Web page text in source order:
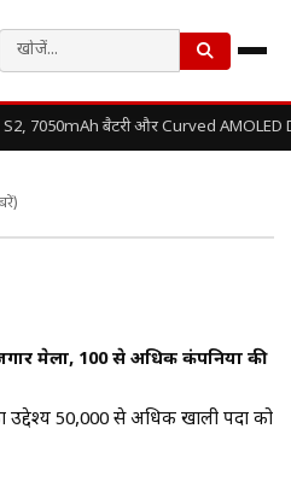
7050mAh बैटरी और Curved
मेला, 100 से अधिक कंपनियों की
उद्देश्य 50,000 से अधिक खाली पदों को